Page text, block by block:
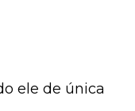
ele de única